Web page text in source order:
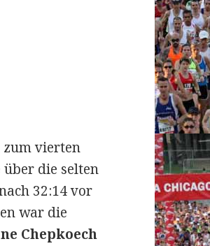
zum vierten
über die selten
32:14 vor
war die
Chepkoech